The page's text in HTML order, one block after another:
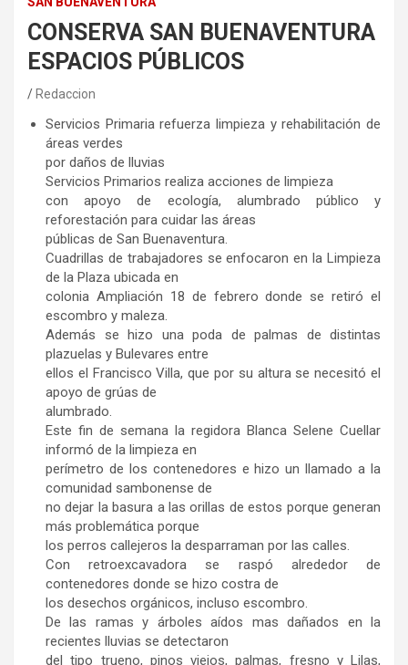
CONSERVA SAN BUENAVENTURA
ESPACIOS PÚBLICOS
Redaccion
Servicios Primaria refuerza limpieza y rehabilitación de
áreas verdes
por daños de lluvias
Servicios Primarios realiza acciones de limpieza
con apoyo de ecología, alumbrado público y
reforestación para cuidar las áreas
públicas de San Buenaventura.
Cuadrillas de trabajadores se enfocaron en la Limpieza
de la Plaza ubicada en
colonia Ampliación 18 de febrero donde se retiró el
escombro y maleza.
Además se hizo una poda de palmas de distintas
plazuelas y Bulevares entre
ellos el Francisco Villa, que por su altura se necesitó el
apoyo de grúas de
alumbrado.
Este fin de semana la regidora Blanca Selene Cuellar
informó de la limpieza en
perímetro de los contenedores e hizo un llamado a la
comunidad sambonense de
no dejar la basura a las orillas de estos porque generan
más problemática porque
los perros callejeros la desparraman por las calles.
Con retroexcavadora se raspó alrededor de
contenedores donde se hizo costra de
los desechos orgánicos, incluso escombro.
De las ramas y árboles aídos mas dañados en la
recientes lluvias se detectaron
del tipo trueno, pinos viejos, palmas, fresno y Lilas,